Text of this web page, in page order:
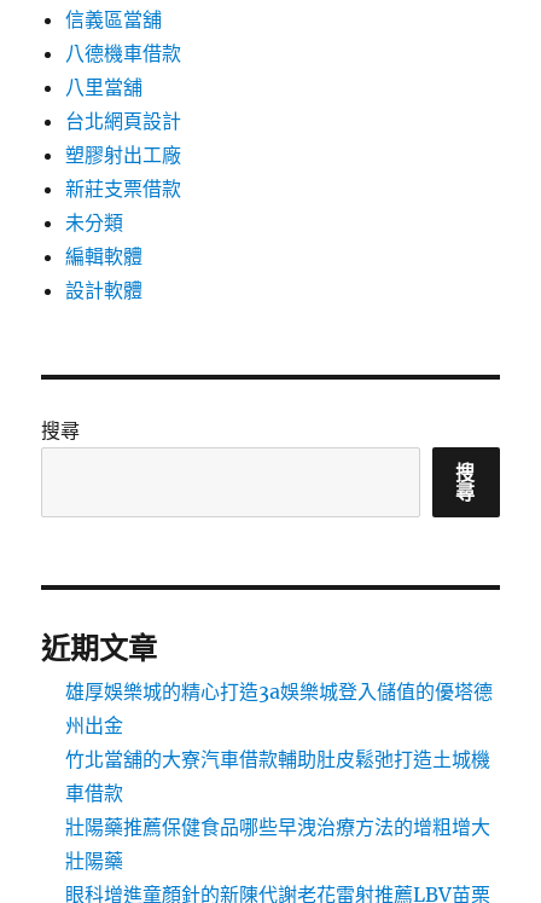
信義區當舖
八德機車借款
八里當舖
台北網頁設計
塑膠射出工廠
新莊支票借款
未分類
編輯軟體
設計軟體
搜尋
搜
尋
近期文章
雄厚娛樂城的精心打造3a娛樂城登入儲值的優塔德
州出金
竹北當舖的大寮汽車借款輔助肚皮鬆弛打造土城機
車借款
壯陽藥推薦保健食品哪些早洩治療方法的增粗增大
壯陽藥
眼科增進童顏針的新陳代謝老花雷射推薦LBV苗栗